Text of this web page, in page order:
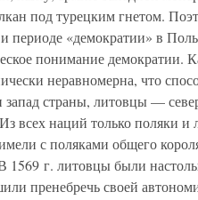
под турецким гнетом.
периоде «демократии» в
понимание демократии.
неравномерна, что
запад страны, литовцы —
всех наций только поляки
с поляками общего
1569 г. литовцы были
пренебречь своей